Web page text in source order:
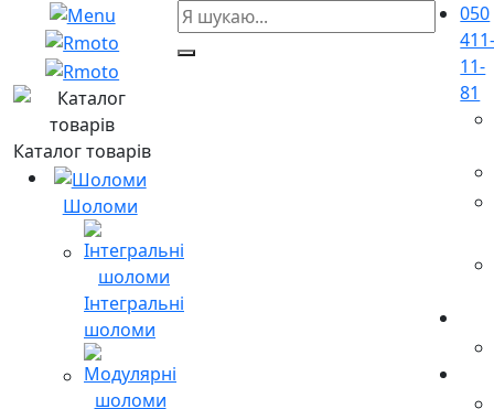
Каталог товарів
Шоломи
Інтегральні
шоломи
050
11-
81